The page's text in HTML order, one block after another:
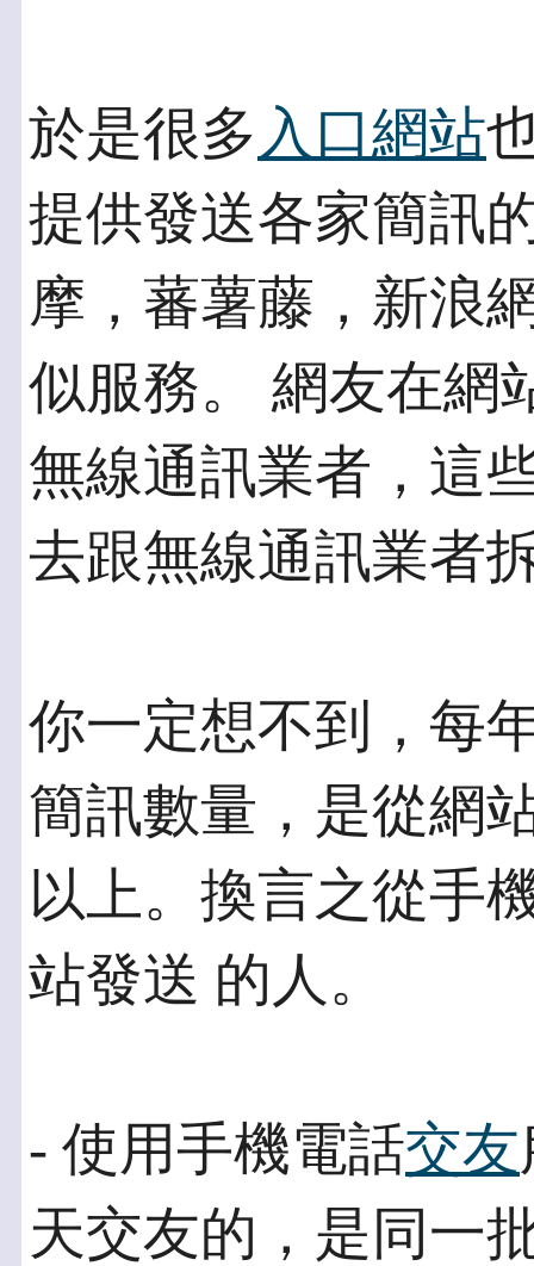
於是很多 入口網站
提供發送各家簡訊
摩，蕃薯藤，新浪
似服務。 網友在網
無線通訊業者，這
去跟無線通訊業者
你一定想不到，每
簡訊數量，是從網
以上。換言之從手
站發送 的人。
- 使用手機電話交友
天交友的，是同一